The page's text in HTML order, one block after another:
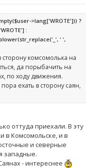
>lang['WROTE'])) ?
:
' ',
сторону комсомолька на
да порыбачить на
по ходу движения.
ехать в сторону саян,
оттуда приехали. В эту
в Комсомольске, и в
и северные
западные.
- интереснее